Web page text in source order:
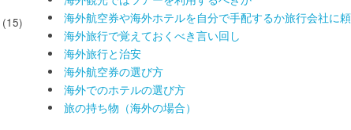
(15)
海外航空券や海外ホテルを自分で手配するか旅行会社に
海外旅行で覚えておくべき言い回し
海外旅行と治安
海外航空券の選び方
海外でのホテルの選び方
旅の持ち物（海外の場合）